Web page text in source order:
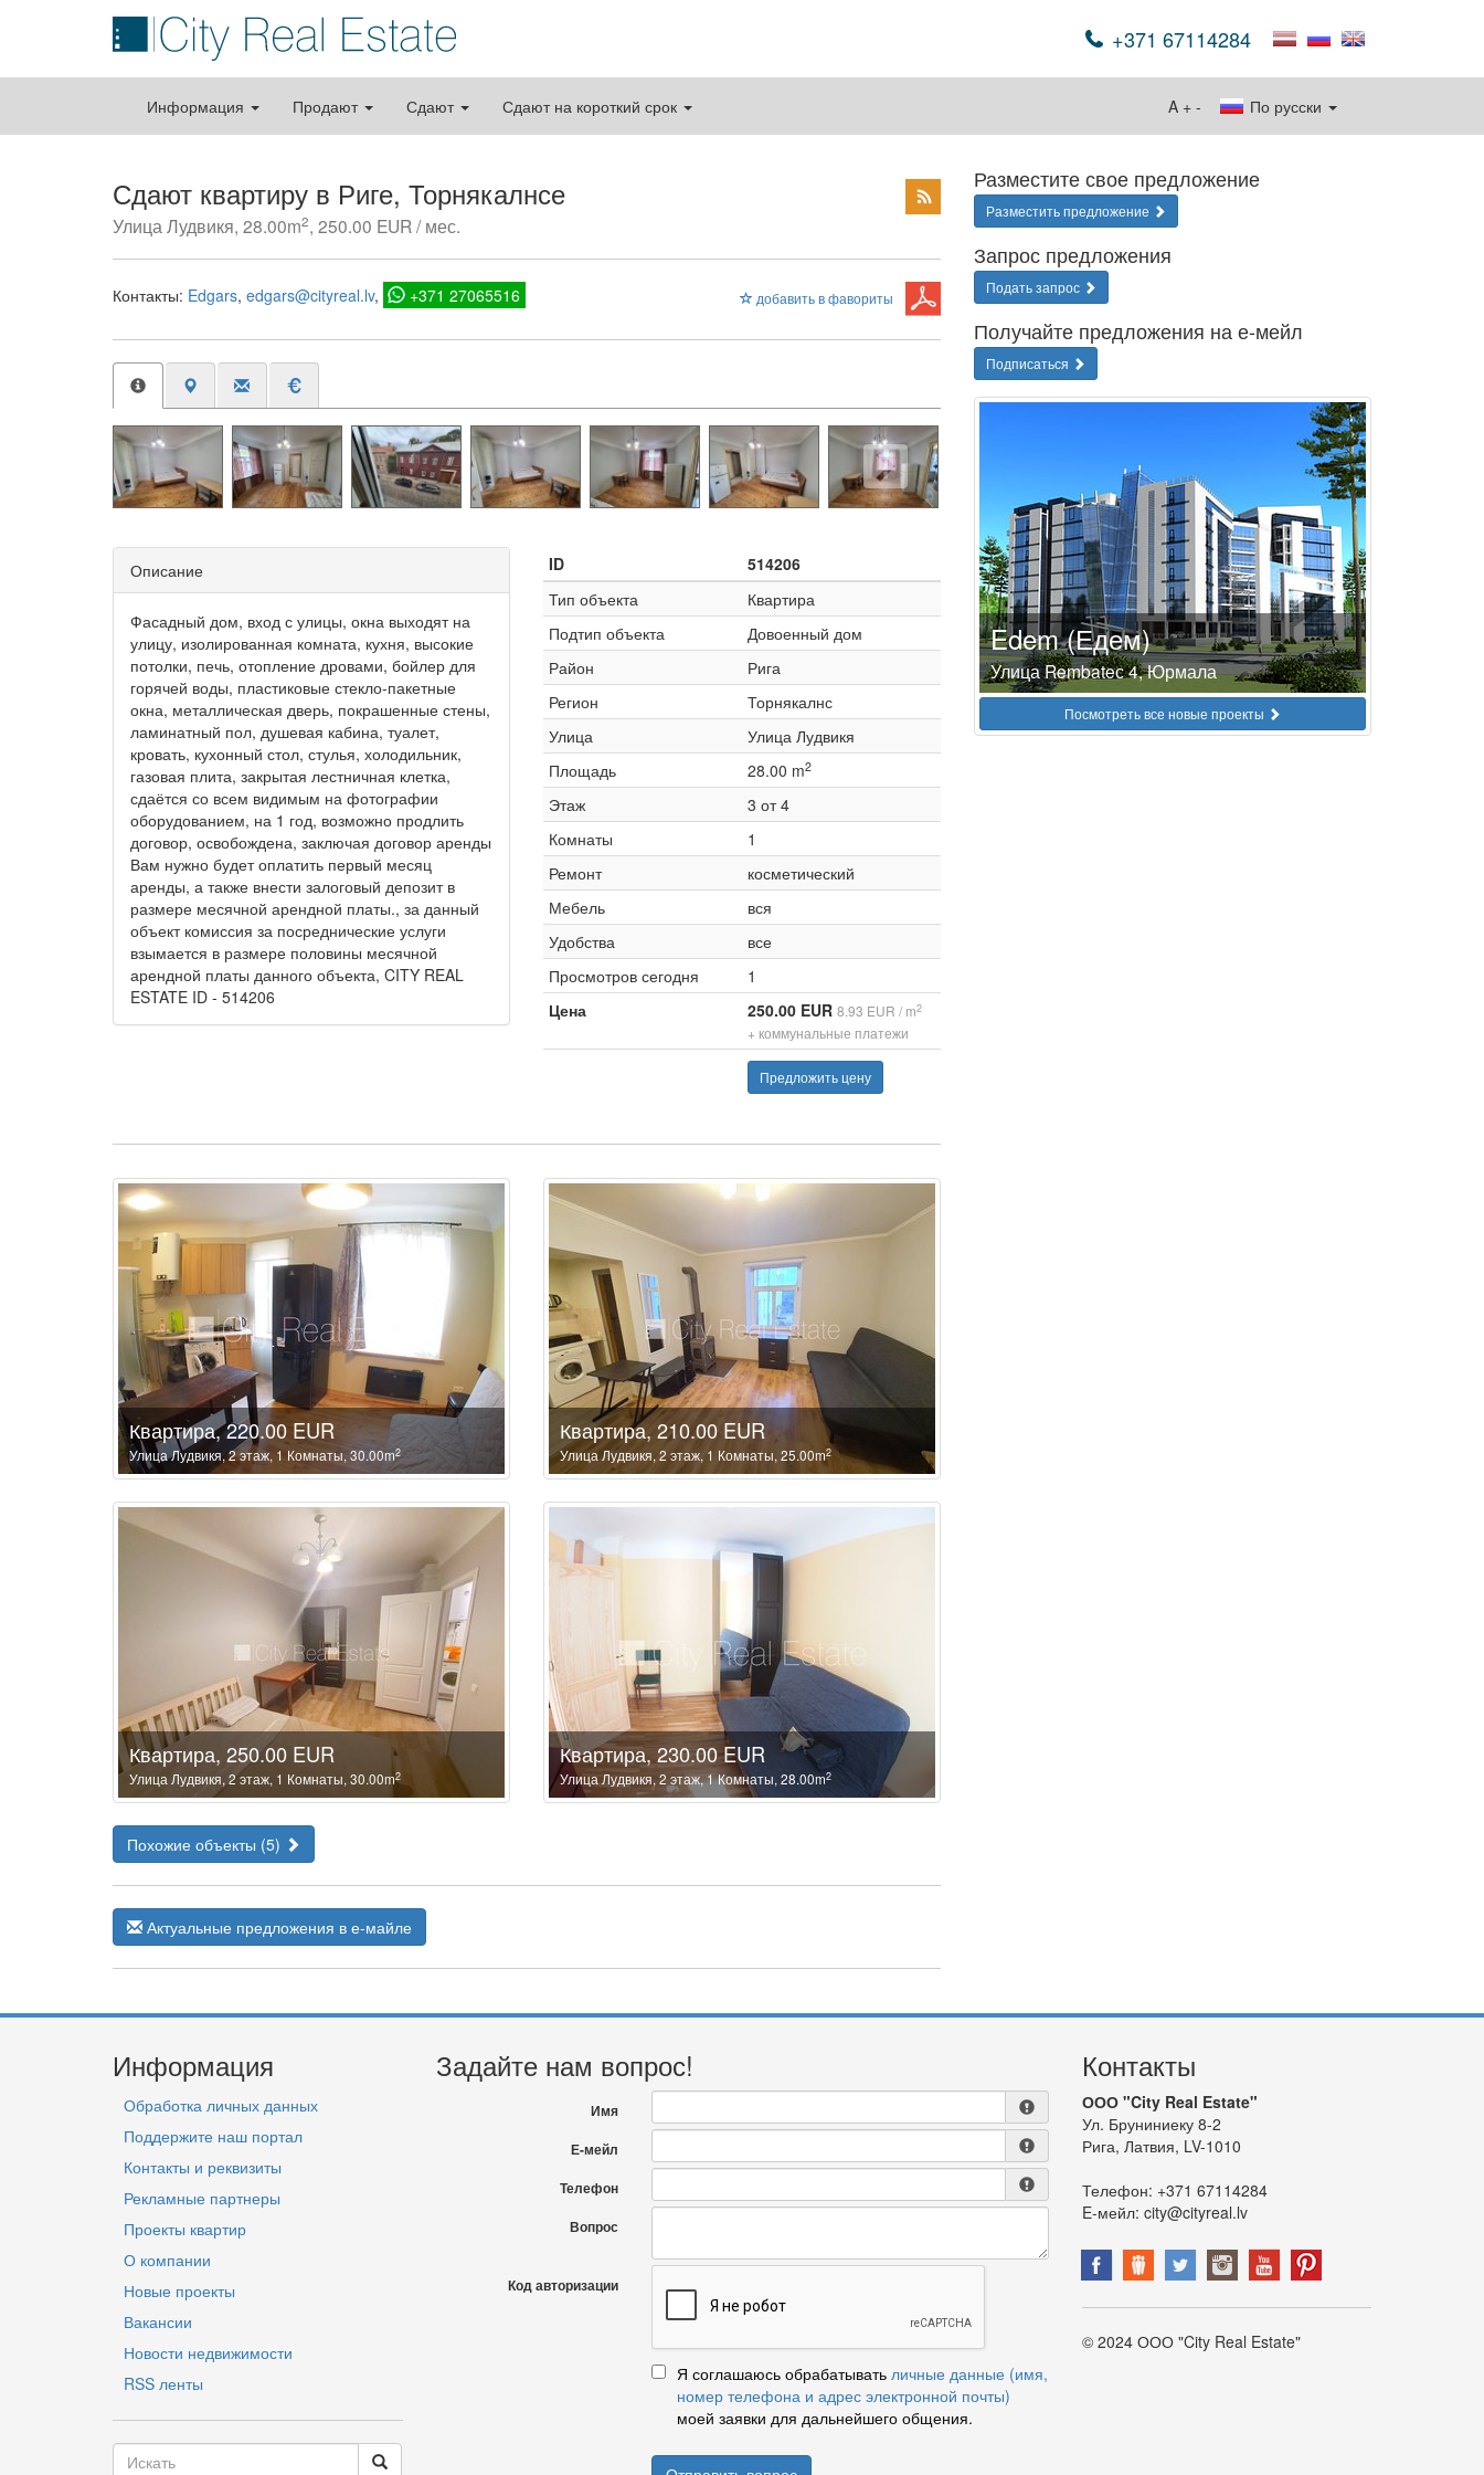
+371 67114284
Информация Продают Сдают Сдают на короткий срок По русски
A + -
Сдают квартиру в Риге, Торнякалнсе
Улица Лудвикя, 28.00m2, 250.00 EUR / мес.
добавить в фавориты
Контакты: Edgars edgars@cityreal.lv +371 27065516
Описание
Фасадный дом, вход с улицы, окна выходят на
улицу, изолированная комната, кухня, высокие
потолки, печь, отопление дровами, бойлер для
горячей воды, пластиковые стекло-пакетные
окна, металлическая дверь, покрашенные стены,
ламинатный пол, душевая кабина, туалет,
кровать, кухонный стол, стулья, холодильник,
газовая плита, закрытая лестничная клетка,
сдаётся со всем видимым на фотографии
оборудованием, на 1 год, возможно продлить
договор, освобождена, заключая договор аренды
Вам нужно будет оплатить первый месяц
аренды, а также внести залоговый депозит в
размере месячной арендной платы., за данный
объект комиссия за посреднические услуги
взымается в размере половины месячной
арендной платы данного объекта, CITY REAL
ESTATE ID - 514206
ID
514206
Тип объекта
Квартира
Подтип объекта
Довоенный дом
Район
Рига
Регион
Торнякалнс
Улица
Улица Лудвикя
Площадь
28.00 m2
Этаж
3 от 4
Комнаты
1
Ремонт
косметический
Мебель
вся
Удобства
все
Просмотров сегодня
1
Цена
250.00 EUR 8.93 EUR / m2
+ коммунальные платежи
Предложить цену
Квартира, 220.00 EUR
Улица Лудвикя, 2 этаж, 1 Комнаты, 30.00m2
Квартира, 210.00 EUR
Улица Лудвикя, 2 этаж, 1 Комнаты, 25.00m2
Квартира, 250.00 EUR
Улица Лудвикя, 2 этаж, 1 Комнаты, 30.00m2
Квартира, 230.00 EUR
Улица Лудвикя, 2 этаж, 1 Комнаты, 28.00m2
Похожие объекты (5)
Актуальные предложения в е-майле
Разместите свое предложение
Разместить предложение
Запрос предложения
Подать запрос
Получайте предложения на е-мейл
Подписаться
Edem (Едем)
Улица Rembateс 4, Юрмала
Посмотреть все новые проекты
Информация
Обработка личных данных
Поддержите наш портал
Контакты и реквизиты
Рекламные партнеры
Проекты квартир
О компании
Новые проекты
Вакансии
Новости недвижимости
RSS ленты
Задайте нам вопрос!
Имя
Е-мейл
Телефон
Вопрос
Код авторизации
Я соглашаюсь обрабатывать личные данные (имя,
номер телефона и адрес электронной почты)
моей заявки для дальнейшего общения.
Контакты
ООО "City Real Estate"
Ул. Бруниниеку 8-2
Рига, Латвия, LV-1010
Телефон: +371 67114284
E-мейл: city@cityreal.lv
© 2024 ООО "City Real Estate"